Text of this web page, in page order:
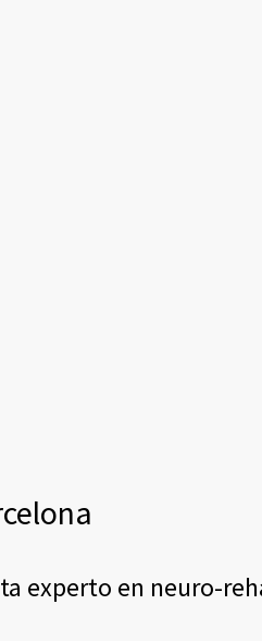
experto en neuro-